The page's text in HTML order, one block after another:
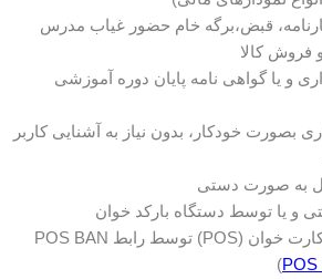
قبض،برگه خام حضور غیاب مدرس
فروش کالا
و یا گواهی نامه پایان دوره آموزشی
بصورت خودکار، بدون نیاز به آشنایی کاربر
به صورت دستی
و یا توسط دستگاه بارکد خوان
اتصال به دستگاه کارت خوان (POS) توسط رابط POS BAN
)